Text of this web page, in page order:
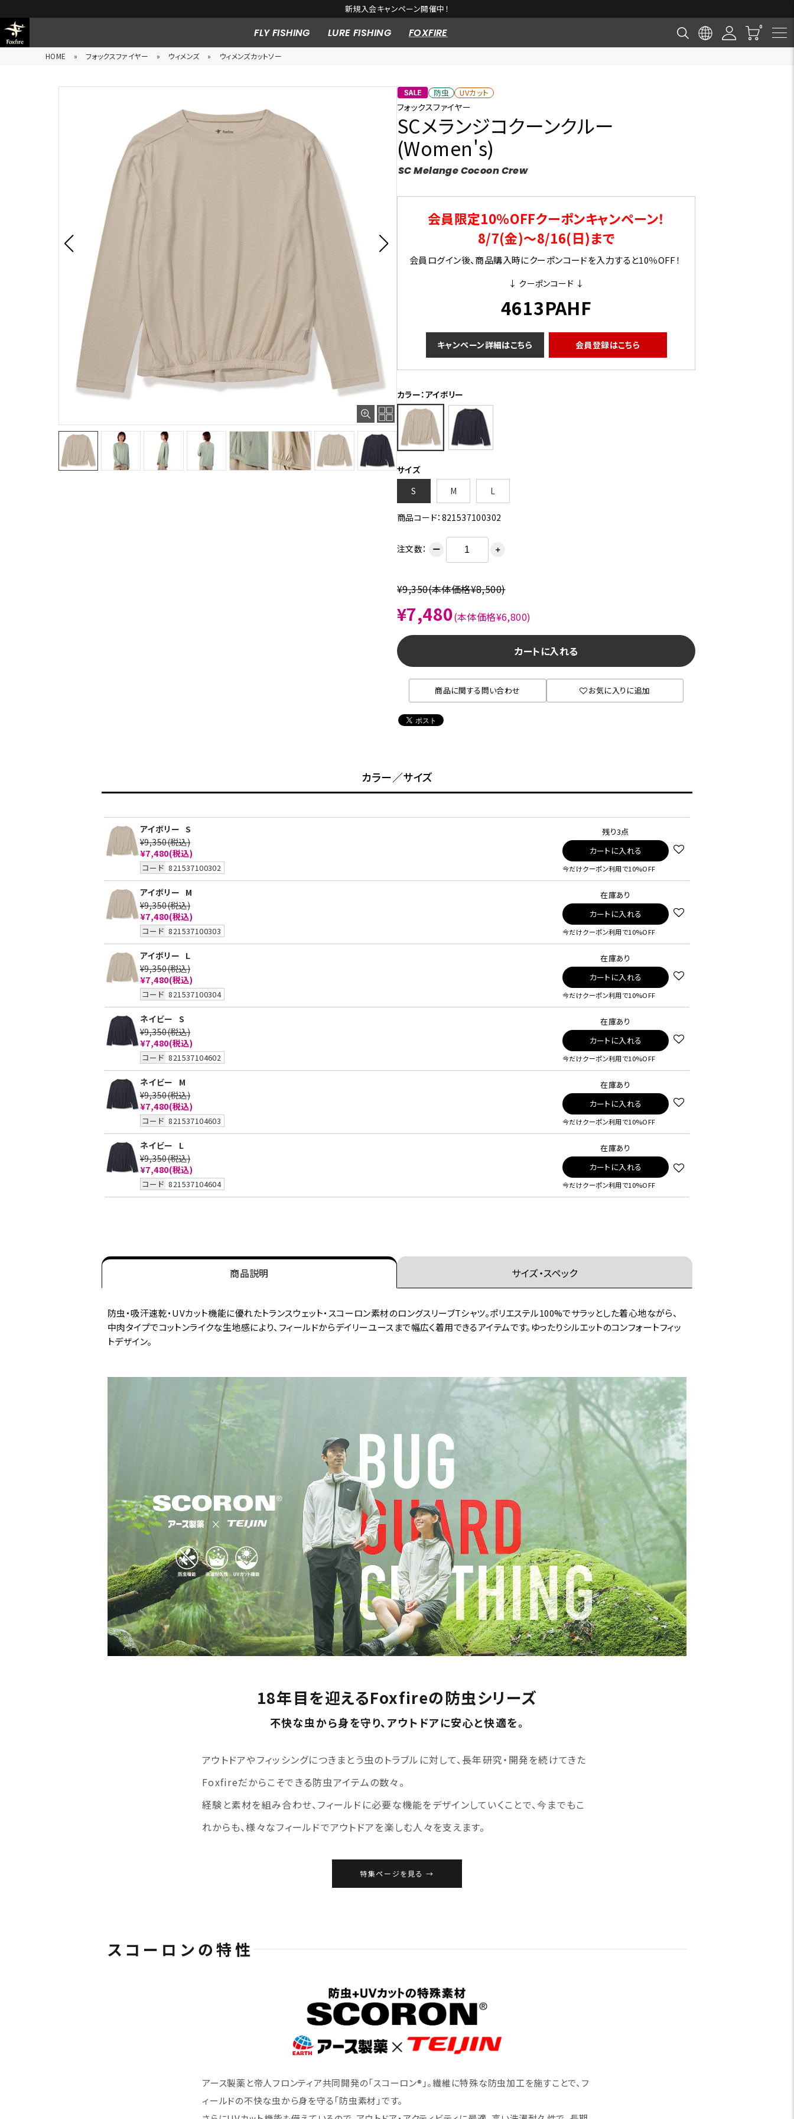
10,000円以上の購入で送料無料※一部対象外商品もございます。
FLY FISHING LURE FISHING FOXFIRE
HOME » フォックスファイヤー » ウィメンズ » ウィメンズカットソー
防虫 UVカット
フォックスファイヤー
SCメランジコクーンクルー
(Women's)
SC Melange Cocoon Crew
会員限定10％OFFクーポンキャンペーン！
8/7(金)～8/16(日)まで
会員ログイン後、商品購入時にクーポンコードを入力すると10％OFF！
↓ クーポンコード ↓
4613PAHF
キャンペーン詳細はこちら 会員登録はこちら
カラー：アイボリー
サイズ
S
M L
商品コード：821537100302
注文数： ー ＋
¥9,350(本体価格¥8,500)
¥7,480(本体価格¥6,800)
カートに入れる
商品に関する問い合わせ お気に入りに追加
カラー／サイズ
アイボリー S
¥9,350(税込)
¥7,480(税込)
コード 821537100302
残り3点
カートに入れる
今だけクーポン利用で10%OFF
アイボリー M
¥9,350(税込)
¥7,480(税込)
コード 821537100303
在庫あり
カートに入れる
今だけクーポン利用で10%OFF
アイボリー L
¥9,350(税込)
¥7,480(税込)
コード 821537100304
在庫あり
カートに入れる
今だけクーポン利用で10%OFF
ネイビー S
¥9,350(税込)
¥7,480(税込)
コード 821537104602
在庫あり
カートに入れる
今だけクーポン利用で10%OFF
ネイビー
M
¥9,350(税込)
¥7,480(税込)
コード 821537104603
在庫あり
カートに入れる
今だけクーポン利用で10%OFF
ネイビー
L
¥9,350(税込)
¥7,480(税込)
コード 821537104604
在庫あり
カートに入れる
今だけクーポン利用で10%OFF
商品説明 サイズ・スペック
防虫・吸汗速乾・UVカット機能に優れたトランスウェット・スコーロン素材のロングスリーブTシャツ。ポリエステル100%でサラッとした着心地ながら、
中肉タイプでコットンライクな生地感により、フィールドからデイリーユースまで幅広く着用できるアイテムです。ゆったりシルエットのコンフォートフィッ
トデザイン。
18年目を迎えるFoxfireの防虫シリーズ
不快な虫から身を守り、アウトドアに安心と快適を。
アウトドアやフィッシングにつきまとう虫のトラブルに対して、長年研究・開発を続けてきた
Foxfireだからこそできる防虫アイテムの数々。
経験と素材を組み合わせ、フィールドに必要な機能をデザインしていくことで、今までもこ
れからも、様々なフィールドでアウトドアを楽しむ人々を支えます。
特集ページを見る
スコーロンの特性
アース製薬と帝人フロンティア共同開発の「スコーロン®」。繊維に特殊な防虫加工を施すことで、フ
ィールドの不快な虫から身を守る「防虫素材」です。